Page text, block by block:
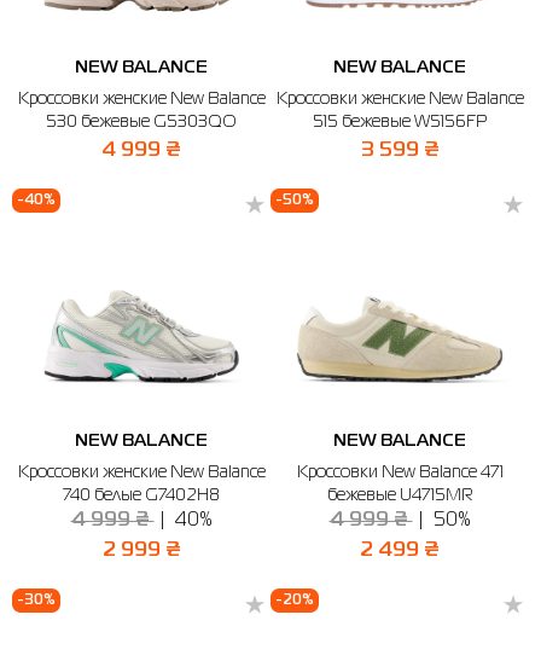
Термобелье
Толстовки
Футболки
Юбки
Шапки
Шарфы
The North Face
Under Armour
WHS
Сандалии
Бренды
adidas
Nike
Radder
NEW BALANCE
Кроссовки женские New Balance
530 бежевые G5303QO
4 999 ₴
NEW BALANCE
Кроссовки женские New Balance
515 бежевые W5156FP
3 599 ₴
-40%
NEW BALANCE
Кроссовки женские New Balance
740 белые G7402H8
4 999 ₴ 40%
2 999 ₴
-50%
NEW BALANCE
Кроссовки New Balance 471
бежевые U4715MR
4 999 ₴ 50%
2 499 ₴
-30% -20%